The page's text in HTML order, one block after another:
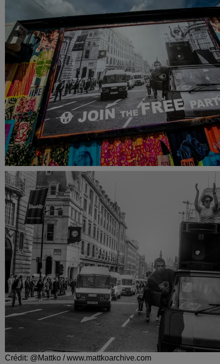
Crédit: @Mattko / www.mattkoarchive.com